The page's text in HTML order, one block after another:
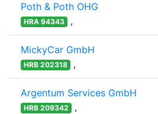
Poth & Poth OHG
HRA 94343 ,
MickyCar GmbH
HRB 202318 ,
Argentum Services GmbH
HRB 209342 ,